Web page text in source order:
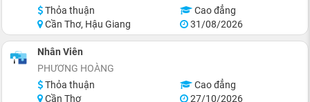
Thỏa thuận
Cao đẳng
Cần Thơ, Hậu Giang
31/08/2026
Nhân Viên
PHƯƠNG HOÀNG
Thỏa thuận
Cao đẳng
Cần Thơ
27/10/2026